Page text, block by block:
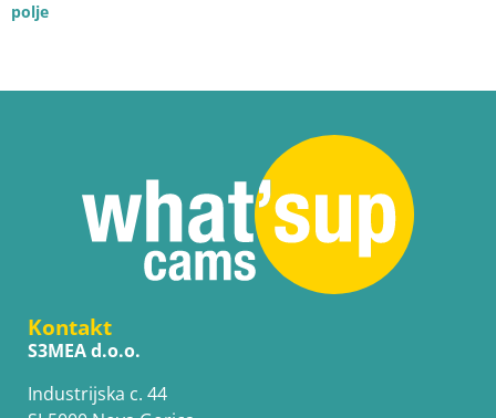
polje
Kontakt
S3MEA d.o.o.
Industrijska c. 44